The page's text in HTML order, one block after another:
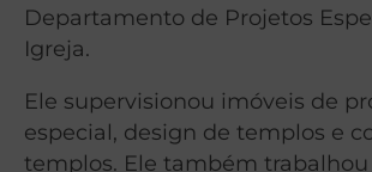
Departamento de Projetos
Igreja.
Ele supervisionou imóveis de
especial, design de templos e
templos. Ele também trabalhou